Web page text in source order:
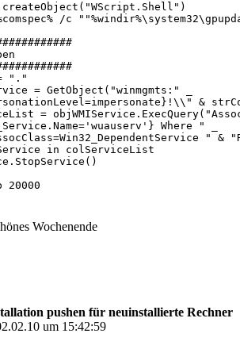
/c
"."
= GetObject("winmgmts:" _
&
=
Where " _
" &
in colServiceList
20000
in colServiceList
= objService.StopService()
"."
= GetObject("winmgmts:" _
&
Wochenende
pushen für neuinstallierte Rechner
um 15:42:59